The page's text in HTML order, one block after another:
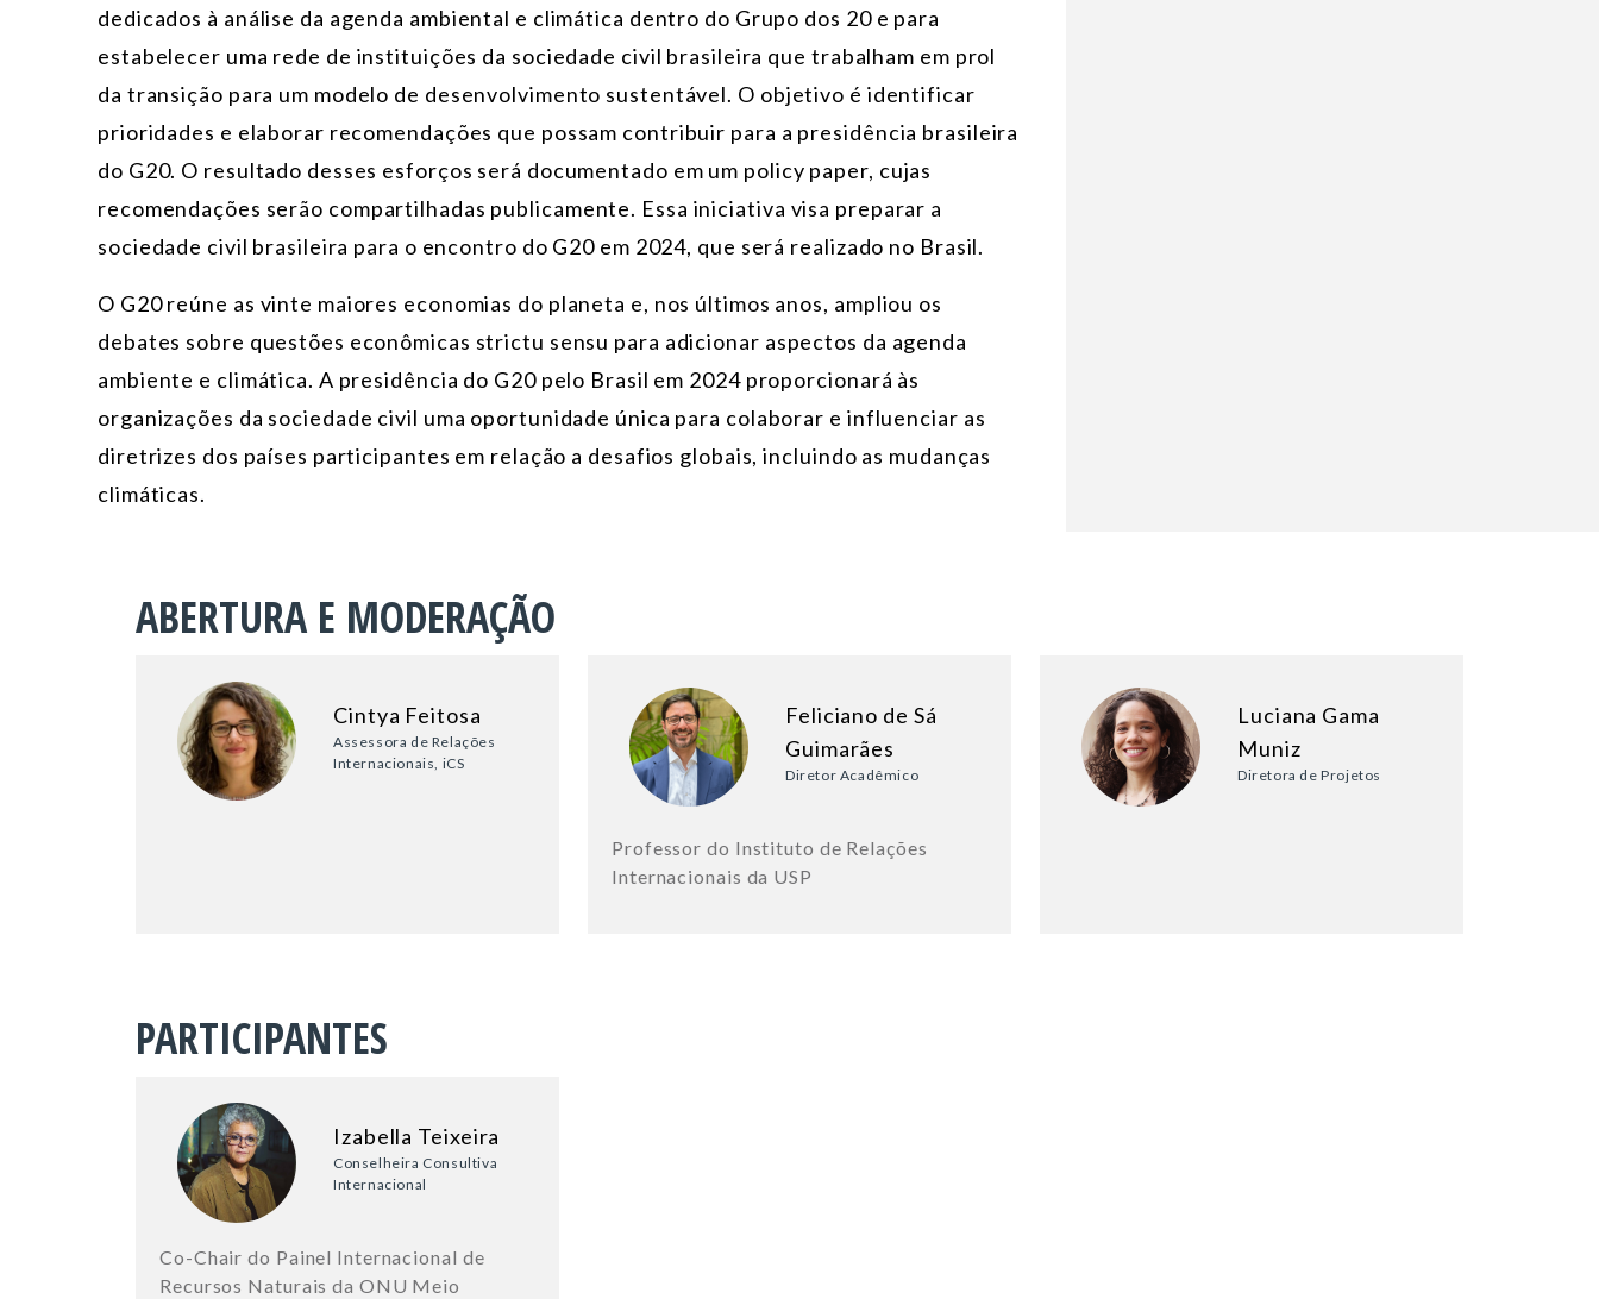
dedicados à análise da agenda ambiental e climática dentro do Grupo dos 20 e para
estabelecer uma rede de instituições da sociedade civil brasileira que trabalham em prol
da transição para um modelo de desenvolvimento sustentável. O objetivo é identificar
prioridades e elaborar recomendações que possam contribuir para a presidência brasileira
do G20. O resultado desses esforços será documentado em um policy paper, cujas
recomendações serão compartilhadas publicamente. Essa iniciativa visa preparar a
sociedade civil brasileira para o encontro do G20 em 2024, que será realizado no Brasil.
O G20 reúne as vinte maiores economias do planeta e, nos últimos anos, ampliou os
debates sobre questões econômicas strictu sensu para adicionar aspectos da agenda
ambiente e climática. A presidência do G20 pelo Brasil em 2024 proporcionará às
organizações da sociedade civil uma oportunidade única para colaborar e influenciar as
diretrizes dos países participantes em relação a desafios globais, incluindo as mudanças
climáticas.
ABERTURA E MODERAÇÃO
Cintya Feitosa
Assessora de Relações
Internacionais, iCS
Feliciano de Sá
Guimarães
Diretor Acadêmico
Professor do Instituto de Relações
Internacionais da USP
Luciana Gama
Muniz
Diretora de Projetos
PARTICIPANTES
Izabella Teixeira
Conselheira Consultiva
Internacional
Co-Chair do Painel Internacional de
Recursos Naturais da ONU Meio